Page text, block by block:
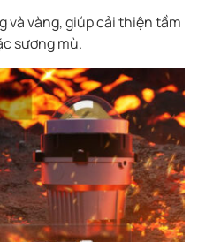
và vàng, giúp cải thiện tầm
sương mù.